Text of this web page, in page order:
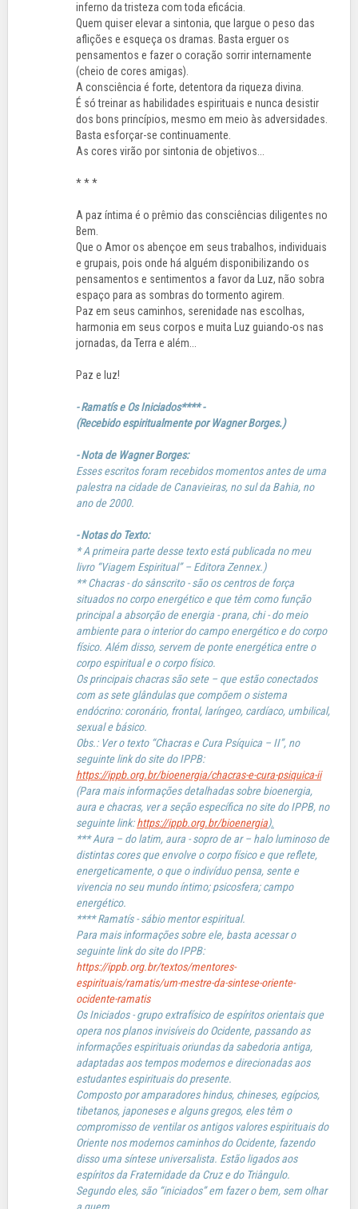
inferno da tristeza com toda eficácia.
Quem quiser elevar a sintonia, que largue o peso das
aflições e esqueça os dramas. Basta erguer os
pensamentos e fazer o coração sorrir internamente
(cheio de cores amigas).
A consciência é forte, detentora da riqueza divina.
É só treinar as habilidades espirituais e nunca desistir
dos bons princípios, mesmo em meio às adversidades.
Basta esforçar-se continuamente.
As cores virão por sintonia de objetivos...
* * *
A paz íntima é o prêmio das consciências diligentes no
Bem.
Que o Amor os abençoe em seus trabalhos, individuais
e grupais, pois onde há alguém disponibilizando os
pensamentos e sentimentos a favor da Luz, não sobra
espaço para as sombras do tormento agirem.
Paz em seus caminhos, serenidade nas escolhas,
harmonia em seus corpos e muita Luz guiando-os nas
jornadas, da Terra e além...
Paz e luz!
- Ramatís e Os Iniciados**** -
(Recebido espiritualmente por Wagner Borges.)
- Nota de Wagner Borges:
Esses escritos foram recebidos momentos antes de uma
palestra na cidade de Canavieiras, no sul da Bahia, no
ano de 2000.
- Notas do Texto:
* A primeira parte desse texto está publicada no meu
livro “Viagem Espiritual” – Editora Zennex.)
** Chacras - do sânscrito - são os centros de força
situados no corpo energético e que têm como função
principal a absorção de energia - prana, chi - do meio
ambiente para o interior do campo energético e do corpo
físico. Além disso, servem de ponte energética entre o
corpo espiritual e o corpo físico.
Os principais chacras são sete – que estão conectados
com as sete glândulas que compõem o sistema
endócrino: coronário, frontal, laríngeo, cardíaco, umbilical,
sexual e básico.
Obs.: Ver o texto “Chacras e Cura Psíquica – II”, no
seguinte link do site do IPPB:
https://ippb.org.br/bioenergia/chacras-e-cura-psiquica-ii
(Para mais informações detalhadas sobre bioenergia,
aura e chacras, ver a seção específica no site do IPPB, no
seguinte link:https://ippb.org.br/bioenergia).
*** Aura – do latim, aura - sopro de ar – halo luminoso de
distintas cores que envolve o corpo físico e que reflete,
energeticamente, o que o indivíduo pensa, sente e
vivencia no seu mundo íntimo; psicosfera; campo
energético.
**** Ramatís - sábio mentor espiritual.
Para mais informações sobre ele, basta acessar o
seguinte link do site do IPPB:
https://ippb.org.br/textos/mentores-
espirituais/ramatis/um-mestre-da-sintese-oriente-
ocidente-ramatis
Os Iniciados - grupo extrafísico de espíritos orientais que
opera nos planos invisíveis do Ocidente, passando as
informações espirituais oriundas da sabedoria antiga,
adaptadas aos tempos modernos e direcionadas aos
estudantes espirituais do presente.
Composto por amparadores hindus, chineses, egípcios,
tibetanos, japoneses e alguns gregos, eles têm o
compromisso de ventilar os antigos valores espirituais do
Oriente nos modernos caminhos do Ocidente, fazendo
disso uma síntese universalista. Estão ligados aos
espíritos da Fraternidade da Cruz e do Triângulo.
Segundo eles, são “iniciados” em fazer o bem, sem olhar